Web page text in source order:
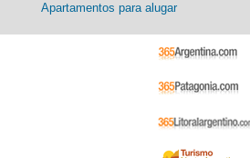
Apartamentos para alugar